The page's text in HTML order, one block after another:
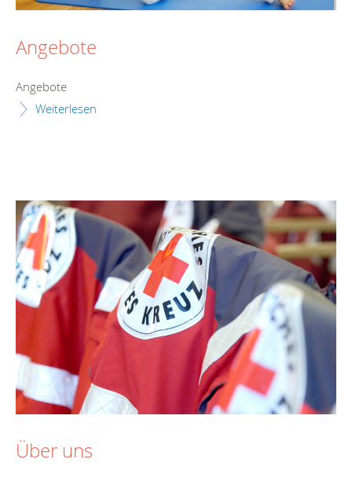
Angebote
Angebote
Weiterlesen
Über uns